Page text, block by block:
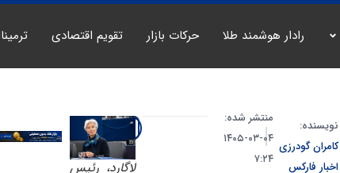
رادار هوشمند طلا حرکات بازار تقویم اقتصادی
نویسنده:
کامران گودرزی
اخبار فارکس
منتشر شده:
۰۴-۰۳-۱۴۰۵
۷:۲۴
لاگارد، رئيس